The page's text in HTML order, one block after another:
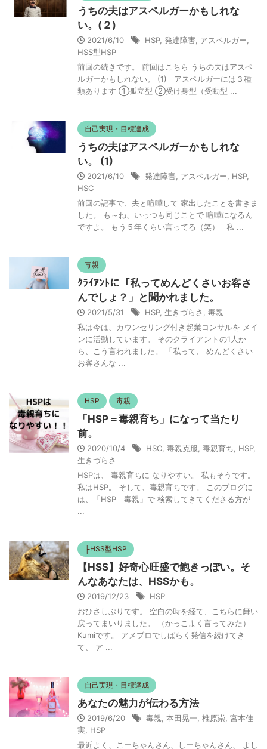
うちの夫はアスペルガーかもしれな
い。(２)
2021/6/10 HSP, 発達障害 アスペルガー
HSS型HSP
前回の続きです。 前回はこちら うちの夫はアスペ
ルガーかもしれない。 (1) アスペルガーには３種
類あります ①孤立型 ②受け身型（受動型 ...
自己実現・目標達成
うちの夫はアスペルガーかもしれな
い。 (1)
2021/6/10 発達障害 アスペルガー HSP,
HSC
前回の記事で、夫と喧嘩して 家出したことを書きま
した。 も～ね、いっつも同じことで 喧嘩になるん
ですよ。 もう５年くらい言ってる（笑） 私 ...
毒親
ｸﾗｲｱﾝﾄに「私ってめんどくさいお客さ
んでしょ？」と聞かれました。
2021/5/31 HSP, 生きづらさ
毒親
私は今は、カウンセリング付き起業コンサルを メイ
ンに活動しています。 そのクライアントの1人か
ら、こう言われました。 「私って、 めんどくさい
お客さんな ...
HSP 毒親
「HSP＝毒親育ち」になって当たり
前。
2020/10/4 HSC 毒親克服 毒親育ち HSP,
生きづらさ
HSPは、 毒親育ちに なりやすい。 私もそうです。
私はHSP。 そして、毒親育ちです。 このブログに
は、「HSP 毒親」で 検索してきてくださる方が
...
├HSS型HSP
【HSS】好奇心旺盛で飽きっぽい。そ
んなあなたは、HSSかも。
2019/12/23
HSP
おひさしぶりです。 空白の時を経て、こちらに舞い
戻ってまいりました。 （かっこよく言ってみた）
Kumiです。 アメブロでしばらく発信を続けてき
て、 ア ...
自己実現・目標達成
あなたの魅力が伝わる方法
2019/6/20 毒親 本田晃一 椎原崇 宮本佳
実 HSP
最近よく、こーちゃんさん、しーちゃんさん、 よし